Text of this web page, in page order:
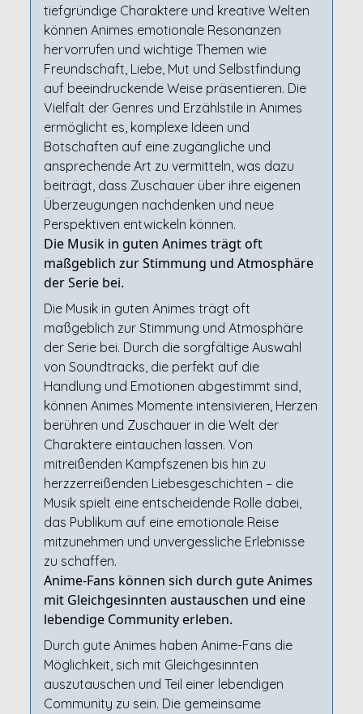
tiefgründige Charaktere und kreative Welten
können Animes emotionale Resonanzen
hervorrufen und wichtige Themen wie
Freundschaft, Liebe, Mut und Selbstfindung
auf beeindruckende Weise präsentieren. Die
Vielfalt der Genres und Erzählstile in Animes
ermöglicht es, komplexe Ideen und
Botschaften auf eine zugängliche und
ansprechende Art zu vermitteln, was dazu
beiträgt, dass Zuschauer über ihre eigenen
Überzeugungen nachdenken und neue
Perspektiven entwickeln können.
Die Musik in guten Animes trägt oft
maßgeblich zur Stimmung und Atmosphäre
der Serie bei.
Die Musik in guten Animes trägt oft
maßgeblich zur Stimmung und Atmosphäre
der Serie bei. Durch die sorgfältige Auswahl
von Soundtracks, die perfekt auf die
Handlung und Emotionen abgestimmt sind,
können Animes Momente intensivieren, Herzen
berühren und Zuschauer in die Welt der
Charaktere eintauchen lassen. Von
mitreißenden Kampfszenen bis hin zu
herzzerreißenden Liebesgeschichten – die
Musik spielt eine entscheidende Rolle dabei,
das Publikum auf eine emotionale Reise
mitzunehmen und unvergessliche Erlebnisse
zu schaffen.
Anime-Fans können sich durch gute Animes
mit Gleichgesinnten austauschen und eine
lebendige Community erleben.
Durch gute Animes haben Anime-Fans die
Möglichkeit, sich mit Gleichgesinnten
auszutauschen und Teil einer lebendigen
Community zu sein. Die gemeinsame